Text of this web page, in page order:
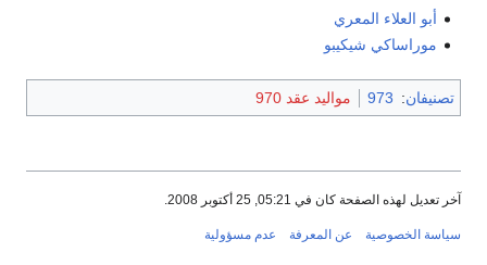
أبو العلاء المعري
موراساكي شيكيبو
تصنيفان:
973 مواليد عقد 970
آخر تعديل لهذه الصفحة كان في 05:21, 25 أكتوبر 2008.
سياسة الخصوصية عن المعرفة عدم مسؤولية